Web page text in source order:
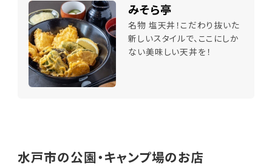
みそら亭
名物 塩天丼！こだわり抜いた
新しいスタイルで、ここにしか
ない美味しい天丼を！
水戸市の公園・キャンプ場のお店